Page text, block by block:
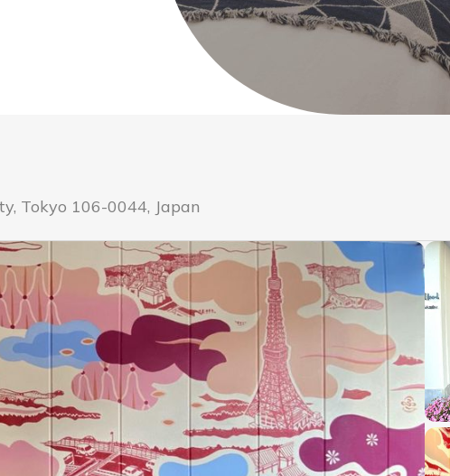
Tokyo 106-0044, Japan